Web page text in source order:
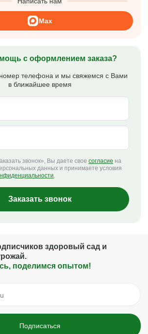
Max
с оформлением заказа?
номер телефона и мы свяжемся с Вами
в ближайшее время
звонок», Вы даете свое согласие на
данных и принимаете условия
.
Заказать звонок
здоровый сад и
поделимся опытом!